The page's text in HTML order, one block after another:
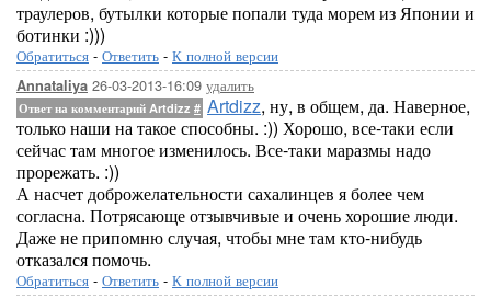
траулеров, бутылки которые попали туда морем из Японии и
ботинки :)))
Обратиться - Ответить - К полной версии
Annataliya 26-03-2013-16:09 удалить
Ответ на комментарий Artdizz # Artdizz, ну, в общем, да. Наверное,
только наши на такое способны. :)) Хорошо, все-таки если
сейчас там многое изменилось. Все-таки маразмы надо
прорежать. :))
А насчет доброжелательности сахалинцев я более чем
согласна. Потрясающе отзывчивые и очень хорошие люди.
Даже не припомню случая, чтобы мне там кто-нибудь
отказался помочь.
Обратиться - Ответить - К полной версии